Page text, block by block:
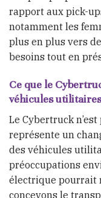
rapport aux pick-
notamment les
plus en plus vers
besoins tout en
Ce que le
véhicules utilitaires
Le Cybertruck
représente un
des véhicules
préoccupations
électrique pourrait
concevons le